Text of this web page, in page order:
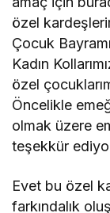
özel
Çocuk
Kadın
özel
Öncelikle
olmak üzere
teşekkür
Evet bu özel
farkındalık